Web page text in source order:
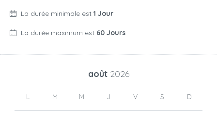
La durée minimale est 1 Jour
La durée maximum est 60 Jours
août 2026
L M M J V S D